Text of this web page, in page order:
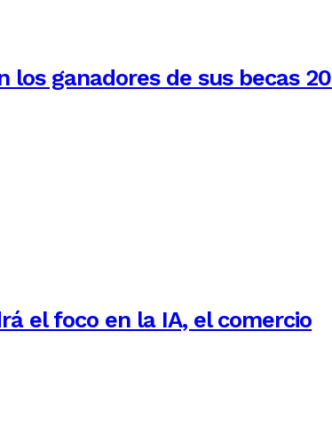
los ganadores de sus becas
el foco en la IA, el comercio